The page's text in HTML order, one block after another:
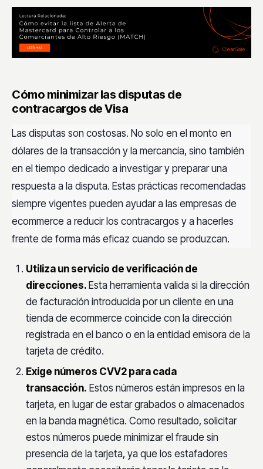
Cómo minimizar las disputas de
contracargos de Visa
Las disputas son costosas. No solo en el monto en
dólares de la transacción y la mercancía, sino también
en el tiempo dedicado a investigar y preparar una
respuesta a la disputa. Estas prácticas recomendadas
siempre vigentes pueden ayudar a las empresas de
ecommerce a reducir los contracargos y a hacerles
frente de forma más eficaz cuando se produzcan.
Utiliza un servicio de verificación de
direcciones. Esta herramienta valida si la dirección
de facturación introducida por un cliente en una
tienda de ecommerce coincide con la dirección
registrada en el banco o en la entidad emisora de la
tarjeta de crédito.
Exige números CVV2 para cada
transacción. Estos números están impresos en la
tarjeta, en lugar de estar grabados o almacenados
en la banda magnética. Como resultado, solicitar
estos números puede minimizar el fraude sin
presencia de la tarjeta, ya que los estafadores